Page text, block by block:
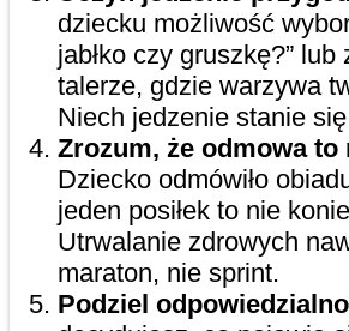
dziecku możliwość
jabłko czy gruszkę?”
talerze, gdzie warzywa
Niech jedzenie stanie
Zrozum, że odmowa to
Dziecko odmówiło
jeden posiłek to nie
Utrwalanie zdrowych
maraton, nie sprint.
Podziel